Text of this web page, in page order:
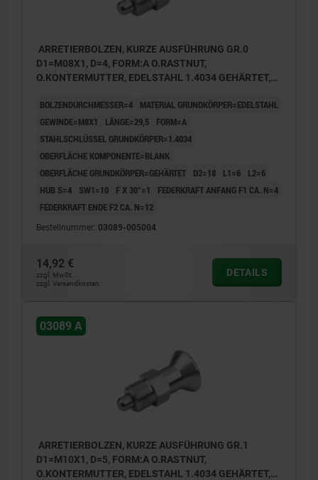
ARRETIERBOLZEN, KURZE AUSFÜHRUNG GR.0
D1=M08X1, D=4, FORM:A O.RASTNUT,
O.KONTERMUTTER, EDELSTAHL 1.4034 GEHÄRTET,
BOLZENDURCHMESSER=4
MATERIAL GRUNDKÖRPER=EDELSTAHL
GEWINDE=M8X1
LÄNGE=29,5
FORM=A
STAHLSCHLÜSSEL GRUNDKÖRPER=1.4034
OBERFLÄCHE KOMPONENTE=BLANK
OBERFLÄCHE GRUNDKÖRPER=GEHÄRTET
D2=18 L1=6
L2=6
HUB S=4
SW1=10 F X 30°=1
FEDERKRAFT ANFANG F1 CA. N=4
FEDERKRAFT ENDE F2 CA. N=12
Bestellnummer: 03089-005004
14,92 €
zzgl. MwSt.
zzgl. Versandkosten
DETAILS
03089 A
ARRETIERBOLZEN, KURZE AUSFÜHRUNG GR.1
D1=M10X1, D=5, FORM:A O.RASTNUT,
O.KONTERMUTTER, EDELSTAHL 1.4034 GEHÄRTET,